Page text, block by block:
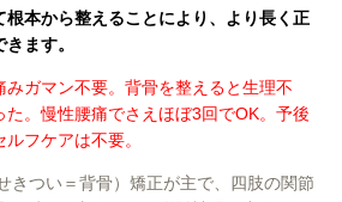
本から整えることにより、より長く正
ます。
ガマン不要。背骨を整えると生理不
た。慢性腰痛でさえほぼ3回でOK。予後
フケアは不要。
きつい＝背骨）矯正が主で、四肢の関節